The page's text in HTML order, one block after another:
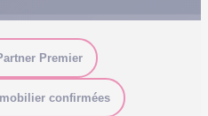
Premier
confirmées